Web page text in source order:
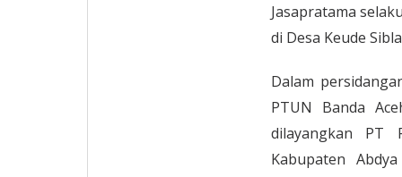
Jasapratama
di Desa Keude
Dalam
PTUN Banda
dilayangkan PT
Kabupaten